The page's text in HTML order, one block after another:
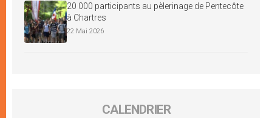
20 000 participants au pèlerinage de Pentecôte
à Chartres
22 Mai 2026
CALENDRIER